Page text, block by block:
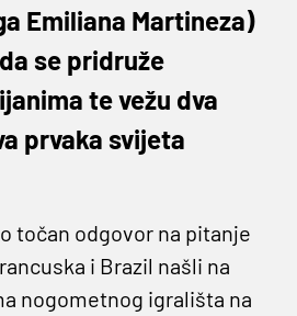
Emiliana Martineza)
se pridruže
te vežu dva
prvaka svijeta
točan odgovor na pitanje
i Brazil našli na
nogometnog igrališta na